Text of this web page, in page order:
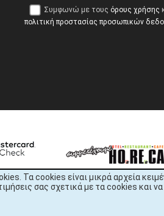
Τα cookies είναι μικρά αρχεία
σας σχετικά με τα cookies και
Συμφωνώ με τους όρους χρήσης
πολιτική προστασίας προσωπικών